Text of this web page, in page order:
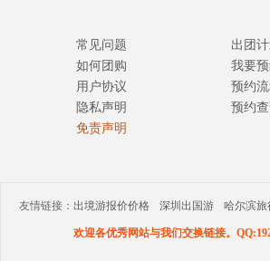
常见问题
如何团购
用户协议
隐私声明
免责声明
出团计
我要
预约
预约
友情链接： 出境游报价价格 深圳出国游 哈尔滨旅
欢迎各优秀网站与我们交换链接。